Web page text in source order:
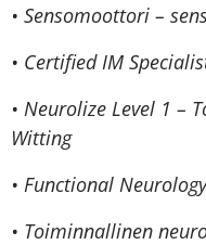
• Sensomoottori –
• Certified IM
• Neurolize Level 1 –
Witting
• Functional
• Toiminnallinen